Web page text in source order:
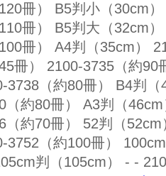
冊） B5判小（30cm
冊） B5判大（32cm
冊） A4判（35cm）
冊） 2100-3735（約
3738（約80冊） B4判
（約80冊） A3判（
（約70冊） 52判（
3752（約100冊）
判（105cm） - -